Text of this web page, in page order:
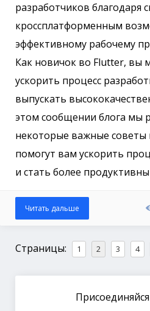
разработчиков благодаря
кроссплатформенным
эффективному рабочему
Как новичок во Flutter, вы
ускорить процесс
выпускать
этом сообщении блога мы
некоторые важные
помогут вам ускорить
и стать более
Читать дальше
Страницы: 1 2 3 4